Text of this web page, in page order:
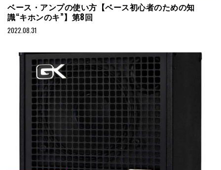
ベース・アンプの使い方【ベース初心者のための知
識“キホンのキ”】第8回
2022.08.31